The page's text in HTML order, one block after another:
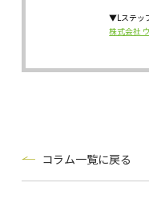
▼Lステッ
株式会社
コラム一覧に戻る